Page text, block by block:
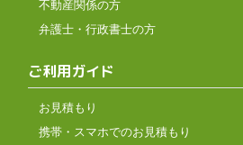
不動産関係の方
弁護士・行政書士の方
ご利用ガイド
お見積もり
携帯・スマホでのお見積もり